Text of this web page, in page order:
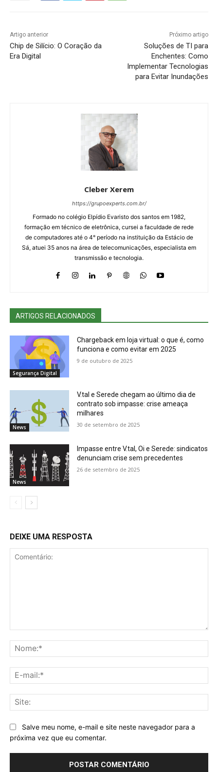
Artigo anterior
Chip de Silício: O Coração da
Era Digital
Próximo artigo
Soluções de TI para
Enchentes: Como
Implementar Tecnologias
para Evitar Inundações
Cleber Xerem
https://grupoexperts.com.br/
Formado no colégio Elpídio Evaristo dos santos em 1982,
formação em técnico de eletrônica, cursei a faculdade de rede
de computadores até o 4° período na instituição da Estácio de
Sá, atuei 35 anos na área de telecomunicações, especialista em
transmissão e tecnologia.
ARTIGOS RELACIONADOS
Segurança Digital
Chargeback em loja virtual: o que é, como
funciona e como evitar em 2025
9 de outubro de 2025
News
V.tal e Serede chegam ao último dia de
contrato sob impasse: crise ameaça
milhares
30 de setembro de 2025
News
Impasse entre V.tal, Oi e Serede: sindicatos
denunciam crise sem precedentes
26 de setembro de 2025
DEIXE UMA RESPOSTA
Salve meu nome, e-mail e site neste navegador para a
próxima vez que eu comentar.